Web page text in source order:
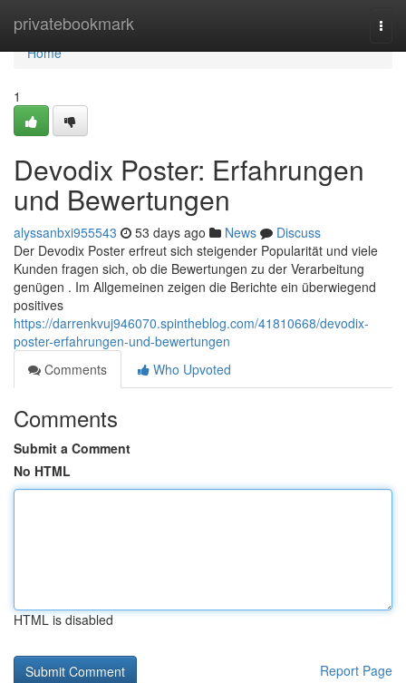
privatebookmark
Home
Home
1
Devodix Poster: Erfahrungen
und Bewertungen
alyssanbxi955543 53 days ago News
Discuss
Der Devodix Poster erfreut sich steigender Popularität und viele
Kunden fragen sich, ob die Bewertungen zu der Verarbeitung
genügen . Im Allgemeinen zeigen die Berichte ein überwiegend
positives
https://darrenkvuj946070.spintheblog.com/41810668/devodix-
poster-erfahrungen-und-bewertungen
Comments
Who Upvoted
Comments
Submit a Comment
No HTML
HTML is disabled
Report Page